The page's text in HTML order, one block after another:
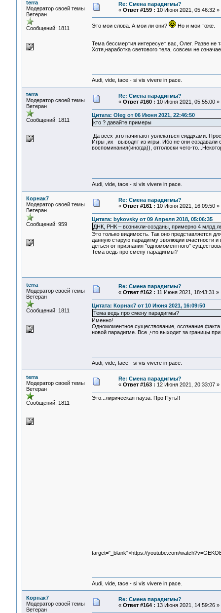
terra
Модератор своей темы
Ветеран
Сообщений: 1811
Re: Смена парадигмы?
« Ответ #159 : 10 Июня 2021, 05:46:32 »
Это мои слова. А мои ли они? Но и мои тоже.
Тема бессмертия интересует вас, Олег. Разве не
Хотя,наработка светового тела, совсем не
Audi, vide, tace - si vis vivere in pace.
terra
Модератор своей темы
Ветеран
Сообщений: 1811
Re: Смена парадигмы?
« Ответ #160 : 10 Июня 2021, 05:55:00 »
Цитата: Oleg от 06 Июня 2021, 22:46:50
кто ? давайте примеры
Да всех ,кто начинают увлекаться сиддхами.
Игры ,их выводят из игры. Ибо не они создавали
воспоминания(иногда)), отголоски чего-
Audi, vide, tace - si vis vivere in pace.
Корнак7
Модератор своей темы
Ветеран
Сообщений: 959
Re: Смена парадигмы?
« Ответ #161 : 10 Июня 2021, 16:09:50 »
Цитата: bykovsky от 09 Апреля 2018, 05:06:35
ДНК, РНК – возникли-созданы, примерно 4 млрд
Это только видимость. Так оно представляется
данную старую парадигму эволюции вчастности
деться от признания "одномоментного"
Тема ведь про смену парадигмы?
terra
Модератор своей темы
Ветеран
Сообщений: 1811
Re: Смена парадигмы?
« Ответ #162 : 11 Июня 2021, 18:43:31 »
Цитата: Корнак7 от 10 Июня 2021, 16:09:50
Тема ведь про смену парадигмы?
Именно!
Одномоментное существование, осознание факта
новой парадигме. Все ,что выходит за границы
Audi, vide, tace - si vis vivere in pace.
terra
Модератор своей темы
Ветеран
Сообщений: 1811
Re: Смена парадигмы?
« Ответ #163 : 12 Июня 2021, 20:33:07 »
Это...лирическая пауза. Про Путь!!
target="_blank">https://youtube.com/
Audi, vide, tace - si vis vivere in pace.
Корнак7
Модератор своей темы
Ветеран
Re: Смена парадигмы?
« Ответ #164 : 13 Июня 2021, 14:59:26 »